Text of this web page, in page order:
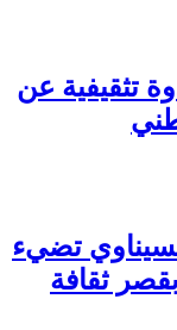
تثقيفية عن
تضيء
ثقافة